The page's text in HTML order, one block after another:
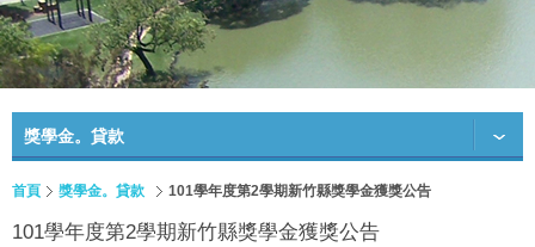
獎學金。貸款
首頁 獎學金。貸款 101學年度第2學期新竹縣獎學金獲獎公告
101學年度第2學期新竹縣獎學金獲獎公告